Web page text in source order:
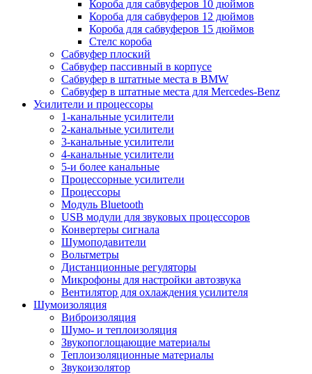
Короба для сабвуферов 10 дюймов
Короба для сабвуферов 12 дюймов
Короба для сабвуферов 15 дюймов
Стелс короба
Cабвуфер плоский
Сабвуфер пассивный в корпусе
Сабвуфер в штатные места в BMW
Сабвуфер в штатные места для Mercedes-Benz
Усилители и процессоры
1-канальные усилители
2-канальные усилители
3-канальные усилители
4-канальные усилители
5-и более канальные
Процессорные усилители
Процессоры
Модуль Bluetooth
USB модули для звуковых процессоров
Конвертеры сигнала
Шумоподавители
Вольтметры
Дистанционные регуляторы
Микрофоны для настройки автозвука
Вентилятор для охлаждения усилителя
Шумоизоляция
Виброизоляция
Шумо- и теплоизоляция
Звукопоглощающие материалы
Теплоизоляционные материалы
Звукоизолятор